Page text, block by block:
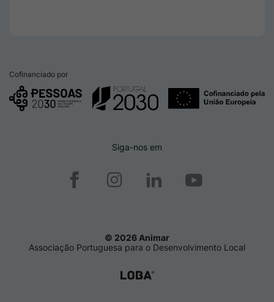
Cofinanciado por
Siga-nos em
© 2026 Animar
Associação Portuguesa para o Desenvolvimento Local